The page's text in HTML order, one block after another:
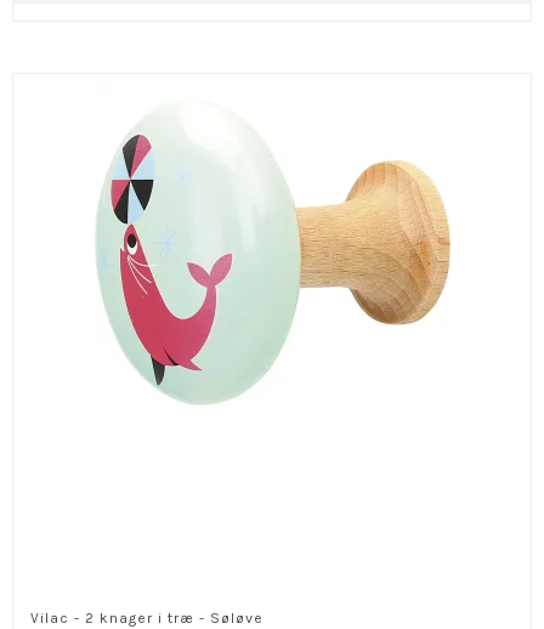
Vilac - 2 knager i træ - Søløve